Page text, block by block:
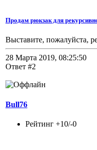
Продам рюкзак для
Выставите, пожалуйста,
28 Марта 2019, 08:25:50
Ответ #2
Bull76
Рейтинг +10/-0